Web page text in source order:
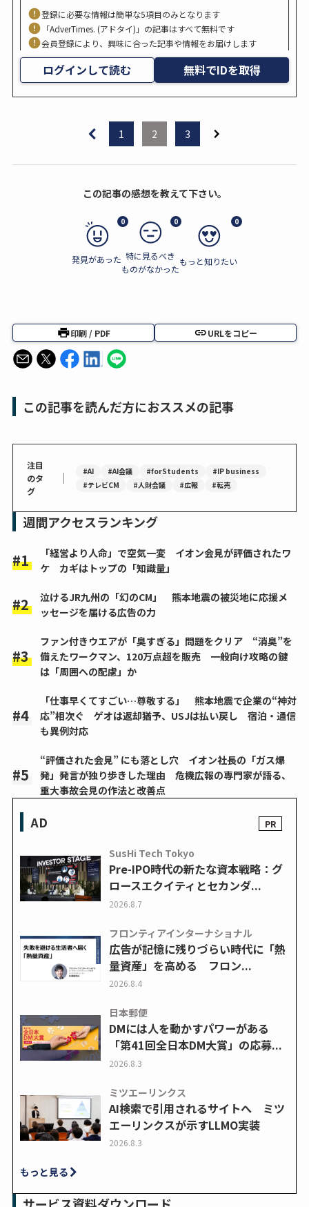
登録に必要な情報は簡単な5項目のみとなります
「AdverTimes. (アドタイ)」の記事はすべて無料です
会員登録により、興味に合った記事や情報をお届けします
ログインして読む 無料でIDを取得
1 2 3
この記事の感想を教えて下さい。
0
発見があった
0
特に見るべき
ものがなかった
0
もっと知りたい
印刷 / PDF URLをコピー
この記事を読んだ方におススメの記事
注目
のタ
グ
｜ #AI #AI会議 #forStudents
#IP business
#テレビCM
#人財会議 #広報 #転売
週間アクセスランキング
「経営より人命」で空気一変 イオン会見が評価されたワ
ケ カギはトップの「知識量」
泣けるJR九州の「幻のCM」 熊本地震の被災地に応援メ
ッセージを届ける広告の力
ファン付きウエアが「臭すぎる」問題をクリア “消臭”を
備えたワークマン、120万点超を販売 一般向け攻略の鍵
は「周囲への配慮」か
「仕事早くてすごい…尊敬する」 熊本地震で企業の“神対
応”相次ぐ ゲオは返却猶予、USJは払い戻し 宿泊・通信
も異例対応
“評価された会見” にも落とし穴 イオン社長の「ガス爆
発」発言が独り歩きした理由 危機広報の専門家が語る、
重大事故会見の作法と改善点
AD
SusHi Tech Tokyo
Pre-IPO時代の新たな資本戦略：グ
ロースエクイティとセカンダ...
2026.8.7
フロンティアインターナショナル
広告が記憶に残りづらい時代に「熱
量資産」を高める フロン...
2026.8.4
日本郵便
DMには人を動かすパワーがある
「第41回全日本DM大賞」の応募...
2026.8.3
ミツエーリンクス
AI検索で引用されるサイトへ ミツ
エーリンクスが示すLLMO実装
2026.8.3
もっと見る